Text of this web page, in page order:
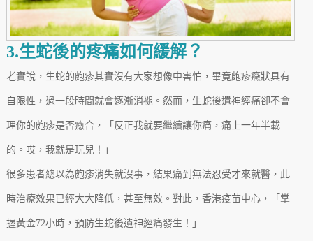
3.生蛇後的疼痛如何緩解？
老實說，生蛇的皰疹其實沒有大家想像中害怕，畢竟皰疹癥狀具有
自限性，過一段時間就會逐漸消褪。然而，生蛇後遺神經痛卻不會
理你的皰疹是否癒合，「反正我就要繼續讓你痛，痛上一年半載
的。哎，我就是玩兒！」
很多患者總以為皰疹消失就沒事，結果痛到無法忍受才來就醫，此
時治療效果已經大大降低，甚至無效。對此，香港疫苗中心，「掌
握黃金72小時，預防生蛇後遺神經痛發生！」